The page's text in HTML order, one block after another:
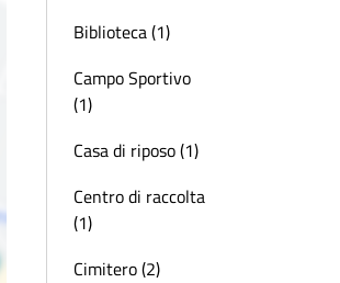
Biblioteca (1)
Campo Sportivo
(1)
Casa di riposo (1)
Centro di raccolta
(1)
Cimitero (2)